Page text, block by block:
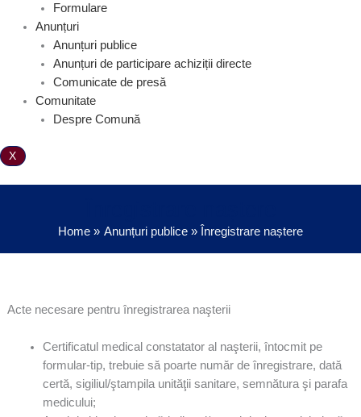
Formulare
Anunțuri
Anunțuri publice
Anunțuri de participare achiziții directe
Comunicate de presă
Comunitate
Despre Comună
X
Home Anunțuri publice Înregistrare naștere
Acte necesare pentru înregistrarea naşterii
Certificatul medical constatator al naşterii, întocmit pe
formular-tip, trebuie să poarte număr de înregistrare, dată
certă, sigiliul/ştampila unităţii sanitare, semnătura şi parafa
medicului;